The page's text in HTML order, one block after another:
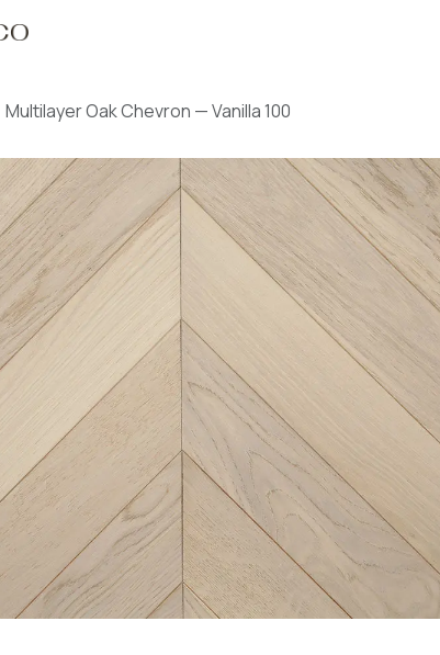
Multilayer Oak Chevron — Vanilla 100